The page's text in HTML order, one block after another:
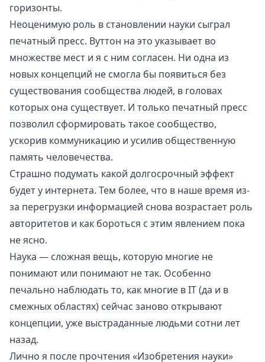
горизонты.
Неоценимую роль в становлении науки сыграл
печатный пресс. Вуттон на это указывает во
множестве мест и я с ним согласен. Ни одна из
новых концепций не смогла бы появиться без
существования сообщества людей, в головах
которых она существует. И только печатный пресс
позволил сформировать такое сообщество,
ускорив коммуникацию и усилив общественную
память человечества.
Страшно подумать какой долгосрочный эффект
будет у интернета. Тем более, что в наше время из-
за перегрузки информацией снова возрастает роль
авторитетов и как бороться с этим явлением пока
не ясно.
Наука — сложная вещь, которую многие не
понимают или понимают не так. Особенно
печально наблюдать то, как многие в IT (да и в
смежных областях) сейчас заново открывают
концепции, уже выстраданные людьми сотни лет
назад.
Лично я после прочтения «Изобретения науки»